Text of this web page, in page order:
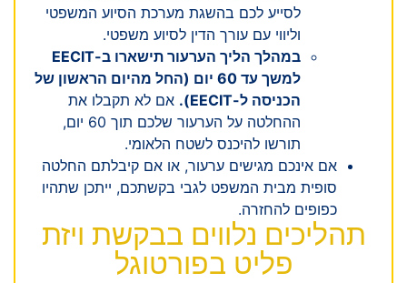
לסייע לכם בהשגת מערכת הסיוע המשפטי
וליווי עם עורך הדין לסיוע משפטי.
במהלך הליך הערעור תישארו ב-EECIT
למשך עד 60 יום (החל מהיום הראשון של
הכניסה ל-EECIT).
אם לא תקבלו את
ההחלטה על הערעור שלכם תוך 60 יום,
תורשו להיכנס לשטח הלאומי.
אם אינכם מגישים ערעור, או אם קיבלתם החלטה
סופית מבית המשפט לגבי בקשתכם, ייתכן שתהיו
כפופים להחזרה.
תהליכים נלווים בבקשת ויזת
פליט בפורטוגל